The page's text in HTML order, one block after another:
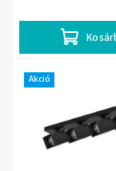
Akció